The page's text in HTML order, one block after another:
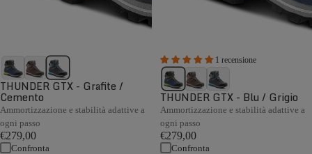
THUNDER GTX - Grafite /
Cemento
Ammortizzazione e stabilità adattive a
ogni passo
€279,00
Confronta
1 recensione
THUNDER GTX - Blu / Grigio
Ammortizzazione e stabilità adattive a
ogni passo
€279,00
Confronta